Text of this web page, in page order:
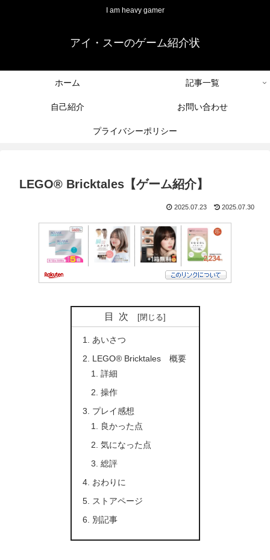
I am heavy gamer
アイ・スーのゲーム紹介状
ホーム 記事一覧
自己紹介 お問い合わせ
プライバシーポリシー
LEGO® Bricktales【ゲーム紹介】
2025.07.23 2025.07.30
目次
あいさつ
LEGO® Bricktales 概要
詳細
操作
プレイ感想
良かった点
気になった点
総評
おわりに
ストアページ
別記事